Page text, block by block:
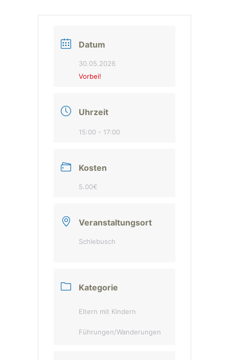
Datum
30.05.2026
Vorbei!
Uhrzeit
15:00 - 17:00
Kosten
5.00€
Veranstaltungsort
Schlebusch
Kategorie
Eltern mit Kindern
Führungen/Wanderungen